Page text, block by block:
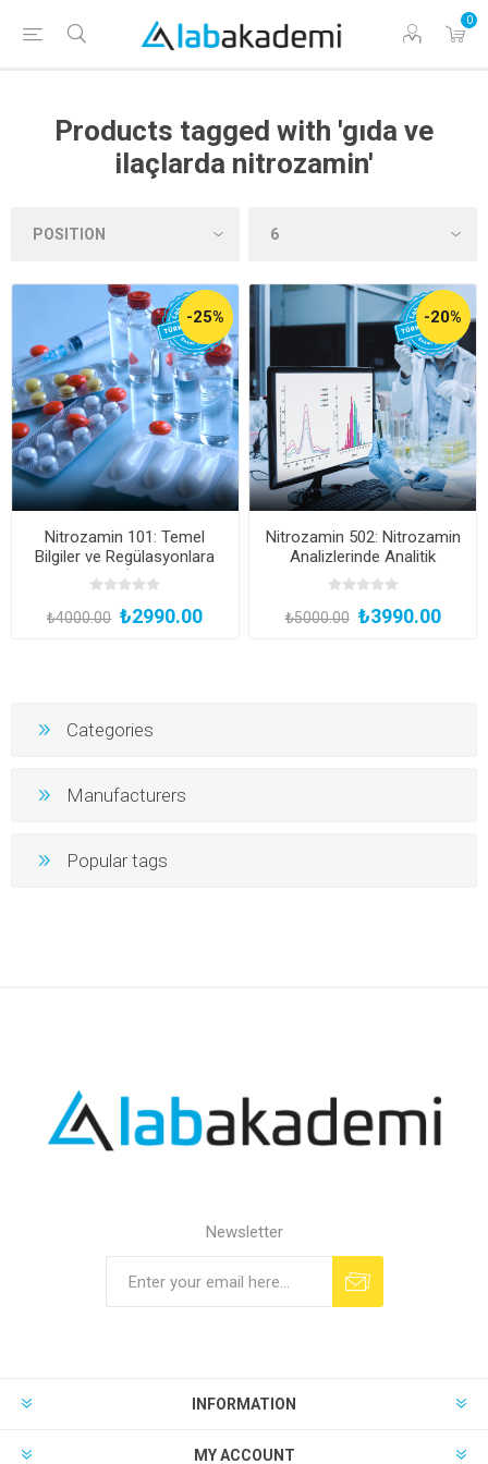
0
Products tagged with 'gıda ve
ilaçlarda nitrozamin'
-25%
Nitrozamin 101: Temel
Bilgiler ve Regülasyonlara
Giriş Eğitimi (Çevrimiçi ve
Canlı)
₺4000.00 ₺2990.00
-20%
Nitrozamin 502: Nitrozamin
Analizlerinde Analitik
Teknikler ve Risk
Yönetiminde Uzmanlık
Eğitimi (Çevrimiçi ve Canlı)
₺5000.00 ₺3990.00
Categories
Manufacturers
Popular tags
Newsletter
INFORMATION
MY ACCOUNT